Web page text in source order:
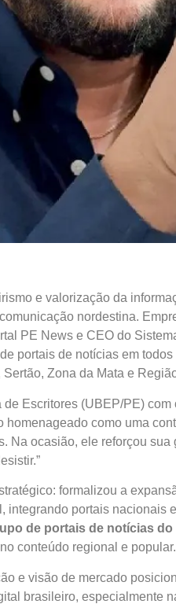
e valorização da
nordestina.
PE News e CEO do
portais de notícias em
Zona da Mata e
Escritores (UBEP/PE)
homenageado como uma
Na ocasião, ele reforçou
formalizou a
integrando portais nacionais
de portais de notícias do
conteúdo regional e popular.
e visão de mercado
brasileiro, especialmente